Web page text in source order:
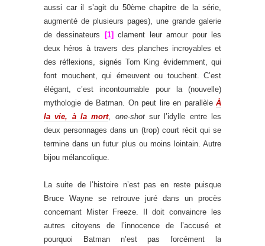
aussi car il s’agit du 50ème chapitre de la série,
augmenté de plusieurs pages), une grande galerie
de dessinateurs
[1] clament leur amour pour les
deux héros à travers des planches incroyables et
des réflexions, signés Tom King évidemment, qui
font mouchent, qui émeuvent ou touchent. C’est
élégant, c’est incontournable pour la (nouvelle)
mythologie de Batman. On peut lire en parallèle À
la vie, à la mort, one-shotsur l’idylle entre les
deux personnages dans un (trop) court récit qui se
termine dans un futur plus ou moins lointain. Autre
bijou mélancolique.
La suite de l’histoire n’est pas en reste puisque
Bruce Wayne se retrouve juré dans un procès
concernant Mister Freeze. Il doit convaincre les
autres citoyens de l’innocence de l’accusé et
pourquoi Batman n’est pas forcément la